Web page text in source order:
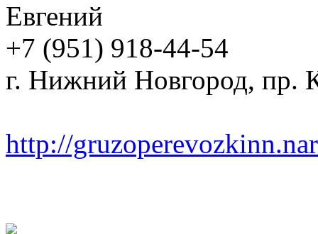
Евгений
+7 (951) 918-44-54
г. Нижний Новгород, пр.
http://